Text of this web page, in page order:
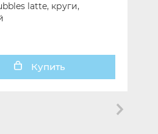
latte, круги,
Купить